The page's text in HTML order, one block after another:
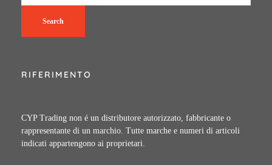
Search
RIFERIMENTO
CYP Trading non é un distributore autorizzato, fabbricante o
rappresentante di un marchio. Tutte marche e numeri di articoli
indicati appartengono ai proprietari.